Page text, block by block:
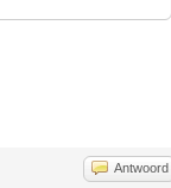
Antwoord